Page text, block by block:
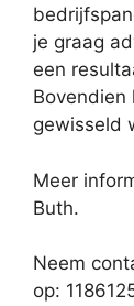
je graag
een
gewisseld
Meer
Buth.
Neem
op: